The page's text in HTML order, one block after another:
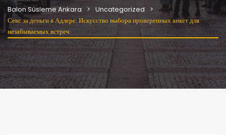
Balon Süsleme Ankara
Uncategorized
Секс за деньги в Адлере: Искусство выбора проверенных анкет для
незабываемых встреч